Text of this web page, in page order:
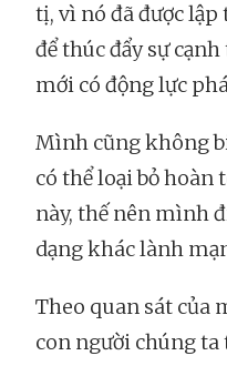
tị, vì nó đã được
để thúc đẩy sự
mới có động lực
Mình cũng không
có thể loại bỏ hoàn
này, thế nên mình
dạng khác lành
Theo quan sát của
con người chúng